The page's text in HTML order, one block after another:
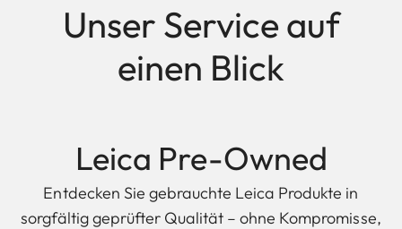
Unser Service auf
einen Blick
Leica Pre-Owned
Entdecken Sie gebrauchte Leica Produkte in
sorgfältig geprüfter Qualität – ohne Kompromisse,